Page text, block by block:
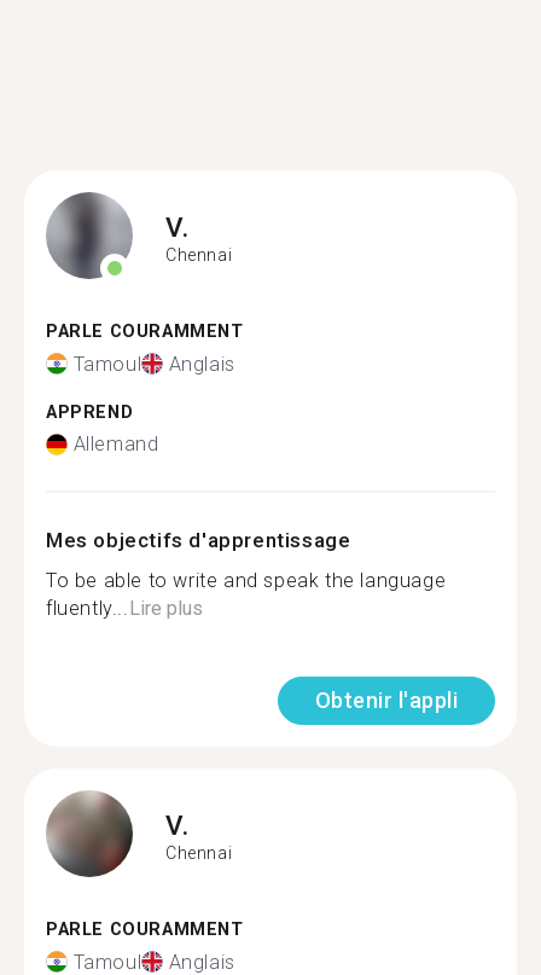
V.
Chennai
PARLE COURAMMENT
Tamoul Anglais
APPREND
Allemand
Mes objectifs d'apprentissage
To be able to write and speak the language
fluently...Lire plus
Obtenir l'appli
V.
Chennai
PARLE COURAMMENT
Tamoul Anglais